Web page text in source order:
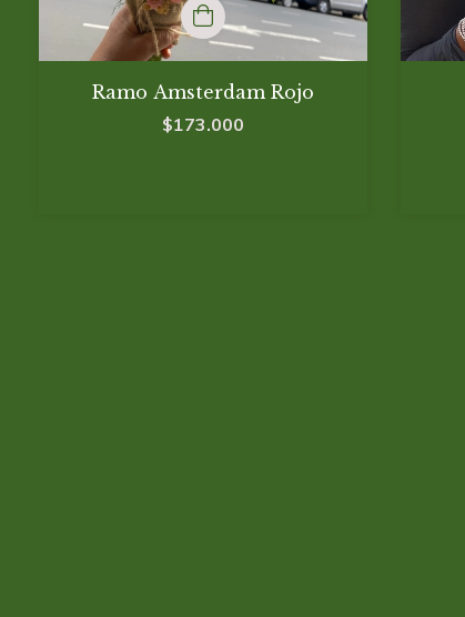
Ramo Amsterdam Rojo
$173.000